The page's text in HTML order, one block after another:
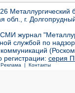
обл., г.
журнал
службой по
серия
Реклама | Контакты